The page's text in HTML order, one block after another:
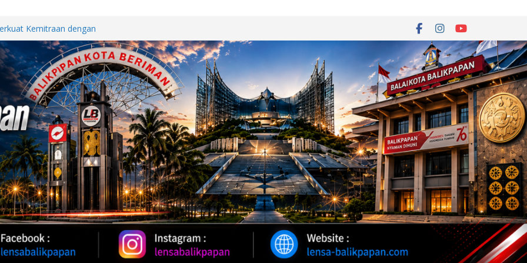
WARGA MINTA SEGERA
Kemitraan dengan
Melalui Silaturahmi dan
POLDA KALTIM
KEBUGARAN PERSONEL
Provinsi Jawa Tengah Jajaki
Oil 2026, Kapolda Kaltim
Karhutla